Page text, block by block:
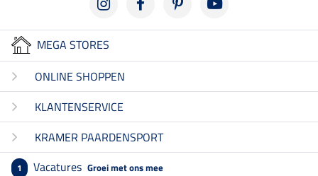
MEGA STORES
ONLINE SHOPPEN
KLANTENSERVICE
KRAMER PAARDENSPORT
1 Vacatures Groei met ons mee